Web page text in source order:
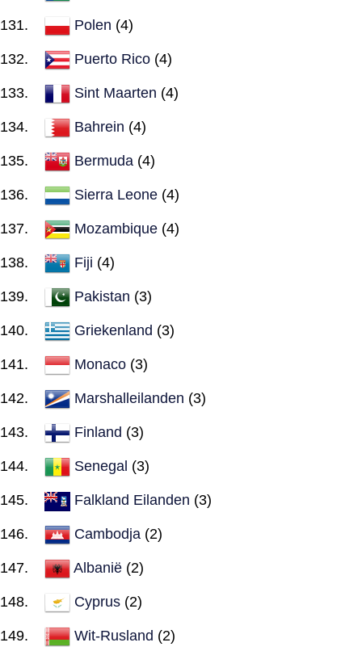
Polen (4)
Puerto Rico (4)
Sint Maarten (4)
Bahrein (4)
Bermuda (4)
Sierra Leone (4)
Mozambique (4)
Fiji (4)
Pakistan (3)
Griekenland (3)
Monaco (3)
Marshalleilanden (3)
Finland (3)
Senegal (3)
Falkland Eilanden (3)
Cambodja (2)
Albanië (2)
Cyprus (2)
Wit-Rusland (2)